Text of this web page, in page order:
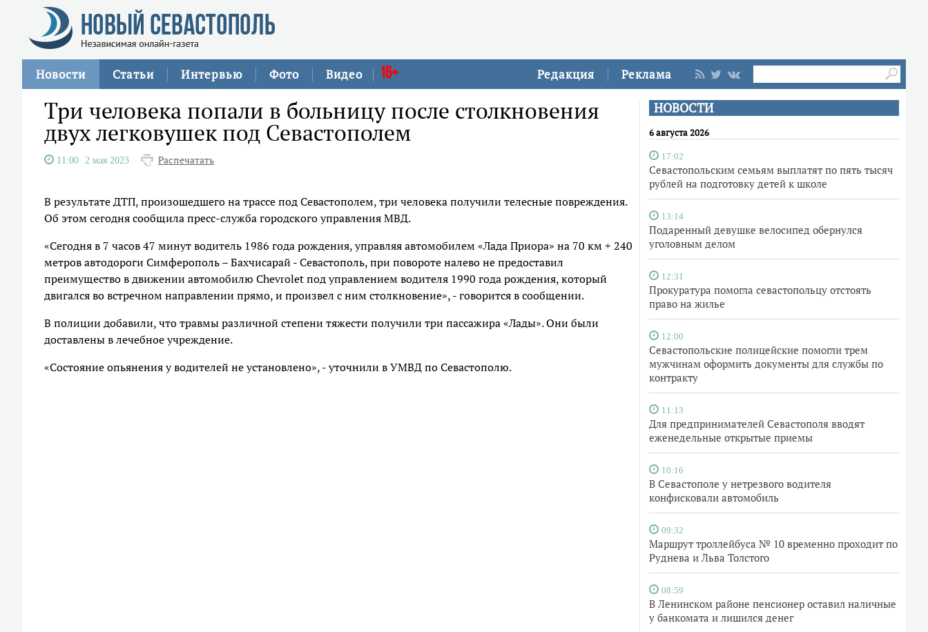
Редакция Реклама
Новости Статьи Интервью Фото Видео 16+
НОВОСТИ
6 августа 2026
17:02
Севастопольским семьям выплатят по пять тысяч
рублей на подготовку детей к школе
13:14
Подаренный девушке велосипед обернулся
уголовным делом
12:31
Прокуратура помогла севастопольцу отстоять
право на жилье
12:00
Севастопольские полицейские помогли трем
мужчинам оформить документы для службы по
контракту
11:13
Для предпринимателей Севастополя вводят
еженедельные открытые приемы
10:16
В Севастополе у нетрезвого водителя
конфисковали автомобиль
09:32
Маршрут троллейбуса № 10 временно проходит по
Руднева и Льва Толстого
08:59
В Ленинском районе пенсионер оставил наличные
у банкомата и лишился денег
Три человека попали в больницу после столкновения
двух легковушек под Севастополем
11:00 2 мая 2023 Распечатать
В результате ДТП, произошедшего на трассе под Севастополем, три человека получили телесные повреждения.
Об этом сегодня сообщила пресс-служба городского управления МВД.
«Сегодня в 7 часов 47 минут водитель 1986 года рождения, управляя автомобилем «Лада Приора» на 70 км + 240
метров автодороги Симферополь – Бахчисарай - Севастополь, при повороте налево не предоставил
преимущество в движении автомобилю Chevrolet под управлением водителя 1990 года рождения, который
двигался во встречном направлении прямо, и произвел с ним столкновение», - говорится в сообщении.
В полиции добавили, что травмы различной степени тяжести получили три пассажира «Лады». Они были
доставлены в лечебное учреждение.
«Состояние опьянения у водителей не установлено», - уточнили в УМВД по Севастополю.